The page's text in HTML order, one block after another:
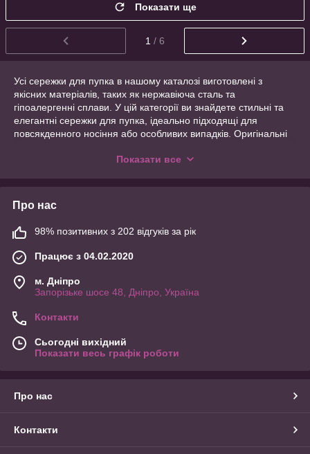
Показати ще
1 / 6
Усі сережки для пупка в нашому каталозі виготовлені з
якісних матеріалів, таких як нержавіюча сталь та
гіпоалергенні сплави. У цій категорії ви знайдете стильні та
елегантні сережки для пупка, ідеально підходящі для
повсякденного носіння або особливих випадків. Оригінальні
різноманітні моделі для тих, хто хоче виділитися. Ці сережки
сережка надійно фіксується і гарантує комфорт при носінні,
ставши відмінним аксесуаром для дівчат та жінок, які цінують
стиль та якість.
Показати все
Про нас
98% позитивних з 202 відгуків за рік
Працює з 04.02.2020
м. Дніпро
Запорізьке шосе 48, Дніпро, Україна
Контакти
Сьогодні вихідний
Показати весь графік роботи
Про нас
Контакти